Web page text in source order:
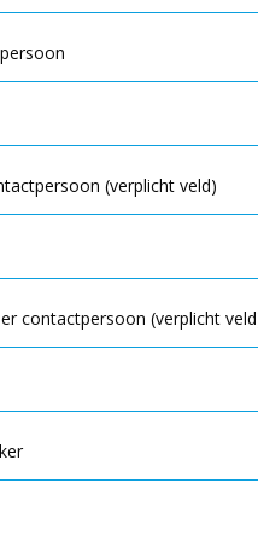
(verplicht veld)
contactpersoon (verplicht